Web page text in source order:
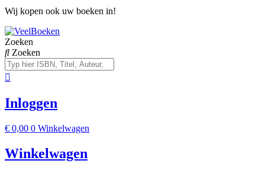
Wij kopen ook uw boeken in!
Zoeken
Zoeken
Inloggen
€ 0,00 0 Winkelwagen
Winkelwagen